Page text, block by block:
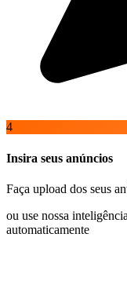
4
Insira seus anúncios
Faça upload dos seus
ou use nossa
automaticamente